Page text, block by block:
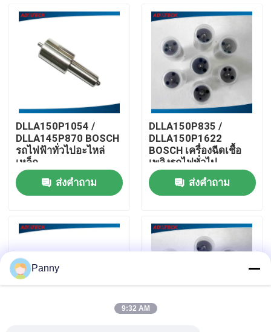
สินค้า
เกี่ยวกับเรา
ควบคุมคุณภาพ
ติดต่อเรา
คดี
ขอใบเสนอราคา
DLLA150P1054 /
DLLA145P870 BOSCH
รถไฟฟ้าทั่วไปอะไหล่
เหล็ก
ส่งคำถาม
DLLA150P835 /
DLLA150P1622
BOSCH เครื่องฉีดเชื้อ
เพลิงรถไฟทั่วไป
ส่งคำถาม
Panny
9:32 AM